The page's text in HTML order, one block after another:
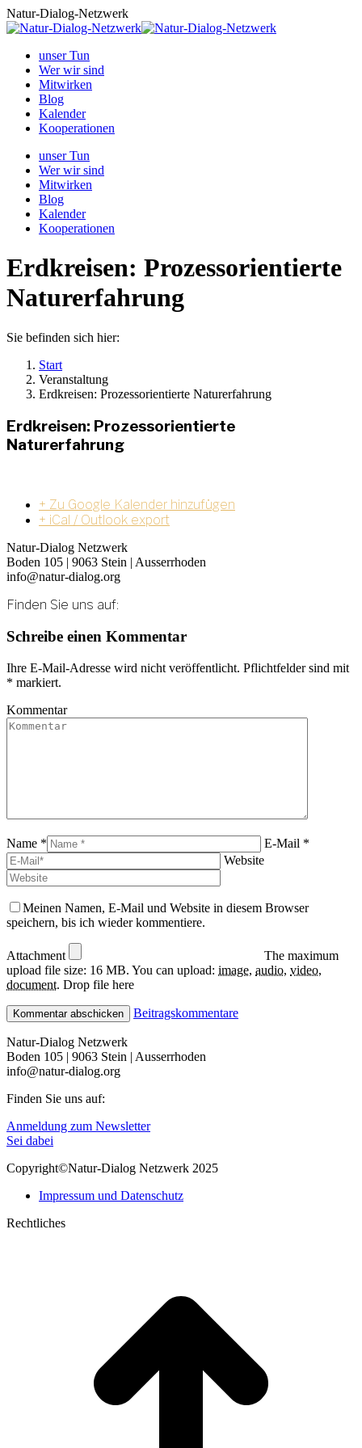
Zum
Inhalt
Natur-Dialog-Netzwerk
unser Tun
Wer wir sind
Mitwirken
Blog
Kalender
Kooperationen
unser Tun
Wer wir sind
Mitwirken
Blog
Kalender
Kooperationen
Erdkreisen: Prozessorientierte
Naturerfahrung
Sie befinden sich hier:
Start
Veranstaltung
Erdkreisen: Prozessorientierte Naturerfahrung
Erdkreisen: Prozessorientierte
Naturerfahrung
+ Zu Google Kalender hinzufügen
+ iCal / Outlook export
Natur-Dialog Netzwerk
Boden 105 | 9063 Stein | Ausserrhoden
info@natur-dialog.org
Finden Sie uns auf:
Linkedin
page
opens
in
new
window
E-
Mail
page
opens
new
window
Schreibe einen Kommentar
Ihre E-Mail-Adresse wird nicht veröffentlicht. Pflichtfelder sind mit
* markiert.
Kommentar
Name *
E-Mail *
Website
Meinen Namen, E-Mail und Website in diesem Browser
speichern, bis ich wieder kommentiere.
Attachment
The maximum
upload file size: 16 MB. You can upload: image, audio, video,
document. Drop file here
Beitragskommentare
Natur-Dialog Netzwerk
Boden 105 | 9063 Stein | Ausserrhoden
info@natur-dialog.org
Finden Sie uns auf:
Linkedin
page
in
window
E-
Mail
opens
new
Anmeldung zum Newsletter
Sei dabei
Copyright©Natur-Dialog Netzwerk 2025
Impressum und Datenschutz
Rechtliches